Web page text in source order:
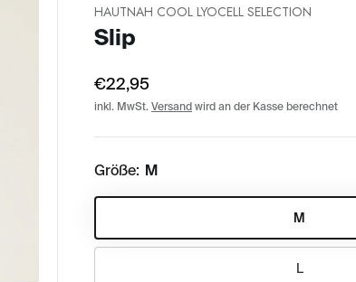
HAUTNAH COOL LYOCELL SELECTION
Slip
€22,95
inkl. MwSt. Versand wird an der Kasse berechnet
Größe: M
M
L